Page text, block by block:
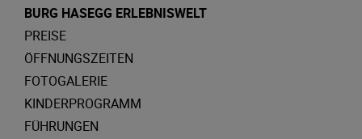
BURG HASEGG ERLEBNISWELT
PREISE
ÖFFNUNGSZEITEN
FOTOGALERIE
KINDERPROGRAMM
FÜHRUNGEN